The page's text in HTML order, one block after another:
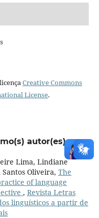
Creative Commons
License.
autor(es)
Lima, Lindiane
Oliveira, The
of language
, Revista Letras
linguísticos a partir de